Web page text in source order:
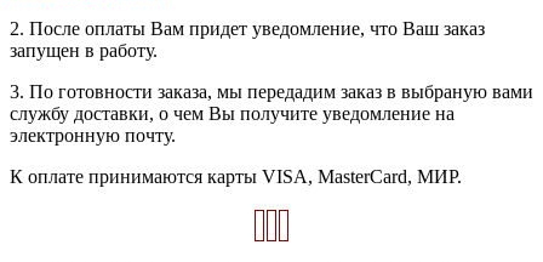
2. После оплаты Вам придет уведомление, что Ваш заказ
запущен в работу.
3. По готовности заказа, мы передадим заказ в выбраную вами
службу доставки, о чем Вы получите уведомление на
электронную почту.
К оплате принимаются карты VISA, MasterCard, МИР.